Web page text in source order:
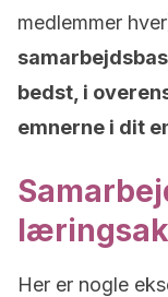
medlemmer
bedst, i
emnerne i dit
Her er nogle